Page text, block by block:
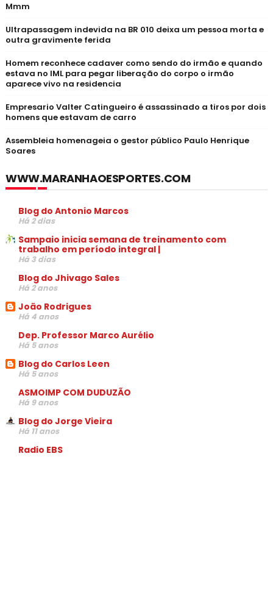
Mmm
Ultrapassagem indevida na BR 010 deixa um pessoa morta e
outra gravimente ferida
Homem reconhece cadaver como sendo do irmão e quando
estava no IML para pegar liberação do corpo o irmão
aparece vivo na residencia
Empresario Valter Catingueiro é assassinado a tiros por dois
homens que estavam de carro
Assembleia homenageia o gestor público Paulo Henrique
Soares
WWW.MARANHAOESPORTES.COM
Blog do Antonio Marcos
Há 2 dias
Sampaio inicia semana de treinamento com
trabalho em período integral |
Há 3 dias
Blog do Jhivago Sales
Há 2 anos
João Rodrigues
Há 4 anos
Dep. Professor Marco Aurélio
Há 5 anos
Blog do Carlos Leen
Há 5 anos
ASMOIMP COM DUDUZÃO
Há 9 anos
Blog do Jorge Vieira
Há 11 anos
Radio EBS